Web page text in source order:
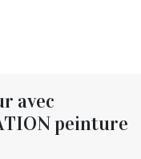
avec
peinture